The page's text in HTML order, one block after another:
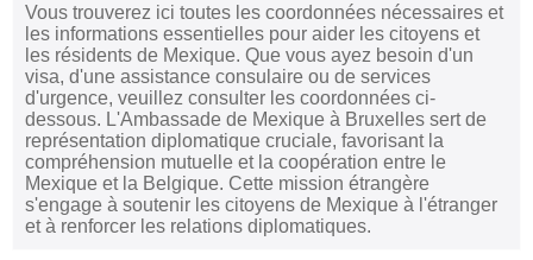
Vous trouverez ici toutes les coordonnées nécessaires et
les informations essentielles pour aider les citoyens et
les résidents de Mexique. Que vous ayez besoin d'un
visa, d'une assistance consulaire ou de services
d'urgence, veuillez consulter les coordonnées ci-
dessous. L'Ambassade de Mexique à Bruxelles sert de
représentation diplomatique cruciale, favorisant la
compréhension mutuelle et la coopération entre le
Mexique et la Belgique. Cette mission étrangère
s'engage à soutenir les citoyens de Mexique à l'étranger
et à renforcer les relations diplomatiques.